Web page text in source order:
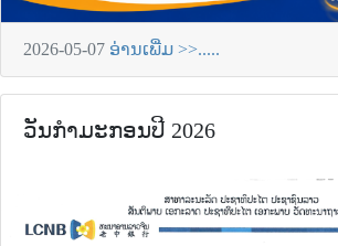
2026-05-07 ອ່ານເພີ່ມ >>.....
ວັນກຳມະກອນປີ 2026